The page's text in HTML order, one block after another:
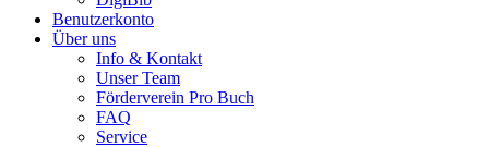
Benutzerkonto
Über uns
Info & Kontakt
Unser Team
Förderverein Pro Buch
FAQ
Service